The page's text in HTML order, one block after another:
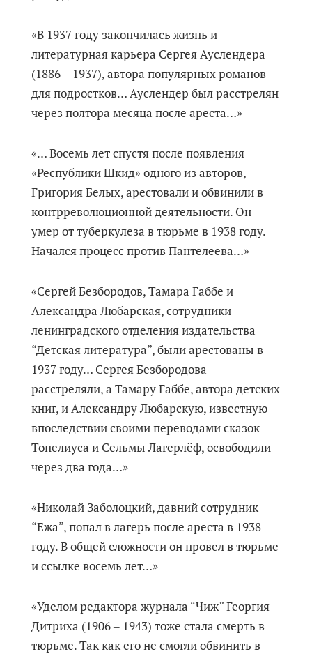
«В 1937 году закончилась жизнь и
литературная карьера Сергея Ауслендера
(1886 ‒ 1937), автора популярных романов
для подростков… Ауслендер был расстрелян
через полтора месяца после ареста…»
«… Восемь лет спустя после появления
«Республики Шкид» одного из авторов,
Григория Белых, арестовали и обвинили в
контрреволюционной деятельности. Он
умер от туберкулеза в тюрьме в 1938 году.
Начался процесс против Пантелеева…»
«Сергей Безбородов, Тамара Габбе и
Александра Любарская, сотрудники
ленинградского отделения издательства
“Детская литература”, были арестованы в
1937 году… Сергея Безбородова
расстреляли, а Тамару Габбе, автора детских
книг, и Александру Любарскую, известную
впоследствии своими переводами сказок
Топелиуса и Сельмы Лагерлёф, освободили
через два года…»
«Николай Заболоцкий, давний сотрудник
“Ежа”, попал в лагерь после ареста в 1938
году. В общей сложности он провел в тюрьме
и ссылке восемь лет…»
«Уделом редактора журнала “Чиж” Георгия
Дитриха (1906 ‒ 1943) тоже стала смерть в
тюрьме. Так как его не смогли обвинить в